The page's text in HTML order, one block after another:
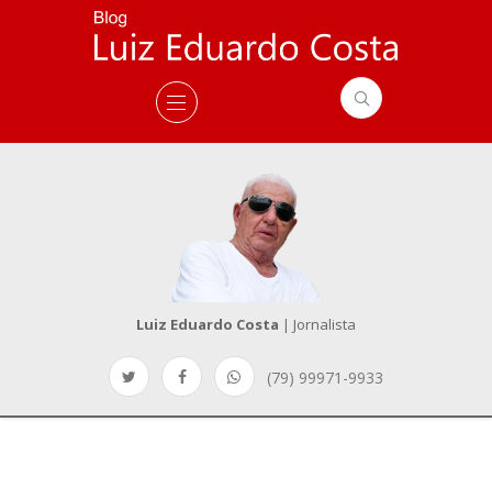
Luiz Eduardo Costa | Jornalista
(79) 99971-9933